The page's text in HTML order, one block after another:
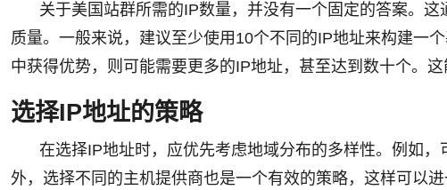
关于美国站群所需的IP数量，并没有一个固定的答案。
质量。一般来说，建议至少使用10个不同的IP地址来构建一
中获得优势，则可能需要更多的IP地址，甚至达到数十个。
选择IP地址的策略
在选择IP地址时，应优先考虑地域分布的多样性。例如
外，选择不同的主机提供商也是一个有效的策略，这样可以